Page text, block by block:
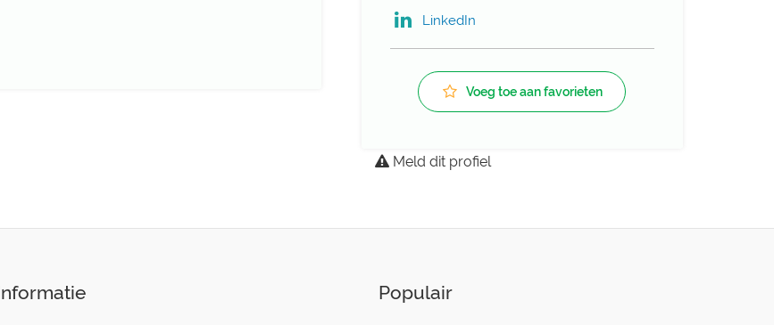
LinkedIn
Voeg toe aan favorieten
Meld dit profiel
Populair